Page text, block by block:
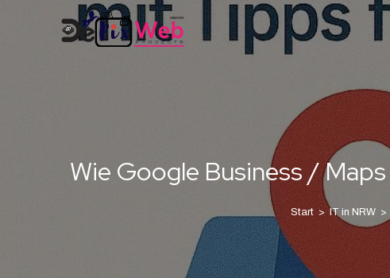
Wie Google Business /
Start > IT in NRW >